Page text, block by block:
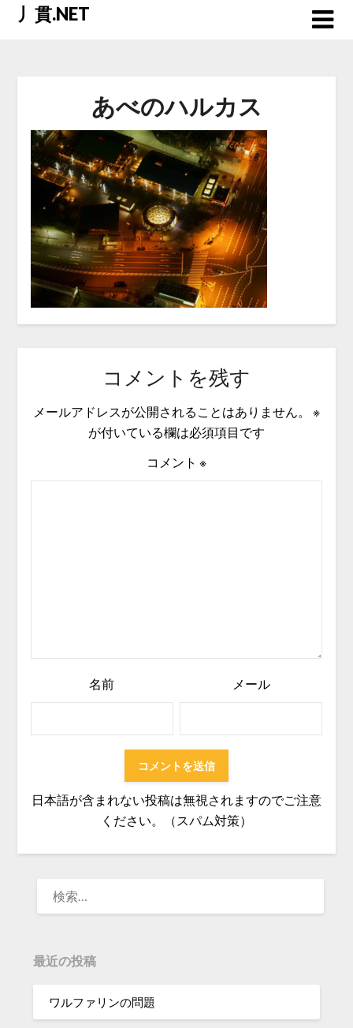
Skip丿貫.NET
あべのハルカス
コメントを残す
メールアドレスが公開されることはありません。
※
が付いている欄は必須項目です
コメント ※
名前 メール
日本語が含まれない投稿は無視されますのでご注意
ください。（スパム対策）
最近の投稿
ワルファリンの問題